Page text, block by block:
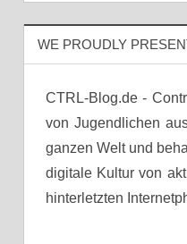
WE PROUDLY
CTRL-Blog.de -
von Jugendlichen
ganzen Welt und
digitale Kultur von
hinterletzten